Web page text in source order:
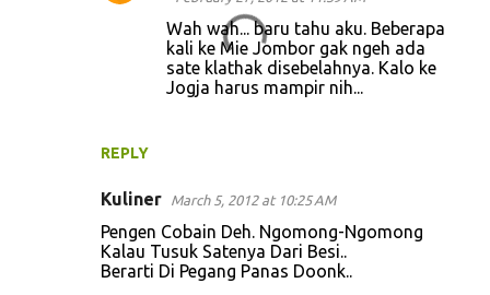
REPLY
Wah wah... baru tahu aku. Beberapa
kali ke Mie Jombor gak ngeh ada
sate klathak disebelahnya. Kalo ke
Jogja harus mampir nih...
Kuliner March 5, 2012 at 10:25 AM
Pengen Cobain Deh. Ngomong-Ngomong
Kalau Tusuk Satenya Dari Besi..
Berarti Di Pegang Panas Doonk..